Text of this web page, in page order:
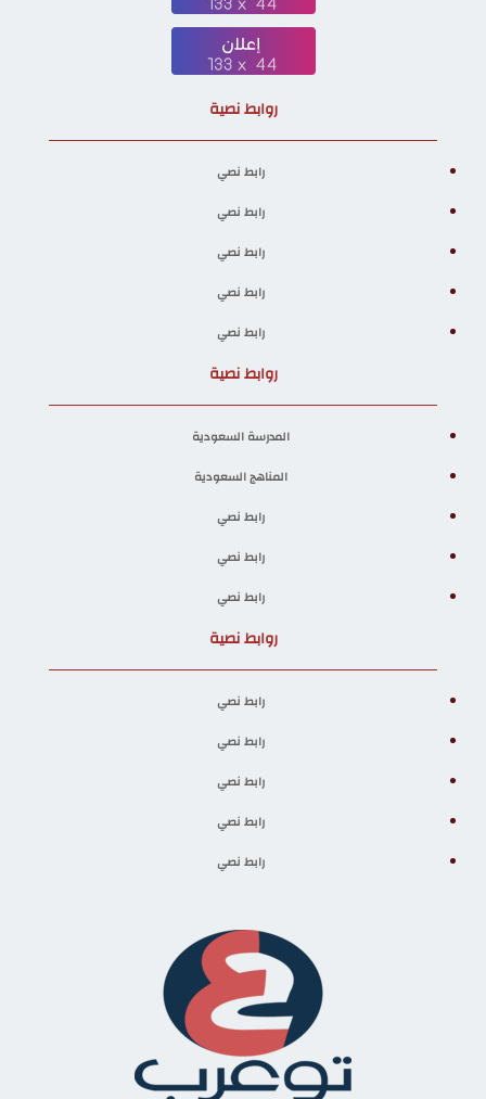
روابط نصية
رابط نصي
رابط نصي
رابط نصي
رابط نصي
رابط نصي
روابط نصية
المدرسة السعودية
المناهج السعودية
رابط نصي
رابط نصي
رابط نصي
روابط نصية
رابط نصي
رابط نصي
رابط نصي
رابط نصي
رابط نصي